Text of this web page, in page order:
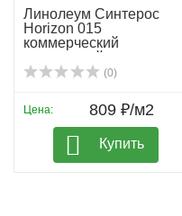
Линолеум Синтерос
Horizon 015
коммерческий
гомогенный
(0)
Цена: 809 ₽/м2
Купить